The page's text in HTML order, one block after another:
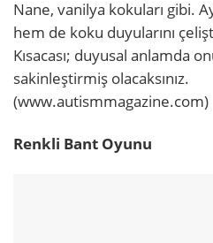
Nane, vanilya kokuları gibi.
hem de koku duyularını
Kısacası; duyusal anlamda
sakinleştirmiş olacaksınız.
(www.autismmagazine.com)
Renkli Bant Oyunu